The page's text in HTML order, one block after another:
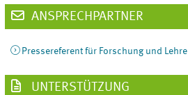
ANSPRECHPARTNER
Pressereferent für Forschung und Lehre
UNTERSTÜTZUNG